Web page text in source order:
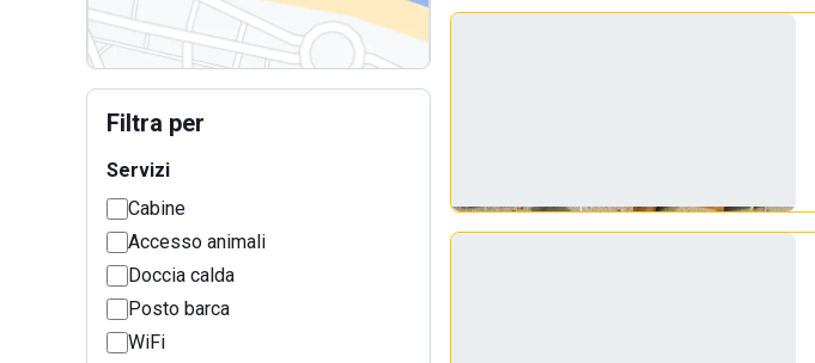
Filtra per
Servizi
Cabine
Accesso animali
Doccia calda
Posto barca
WiFi